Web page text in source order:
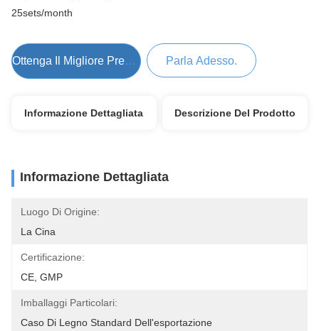
25sets/month
Ottenga Il Migliore Prezzo Parla Adesso.
Informazione Dettagliata Descrizione Del Prodotto
Informazione Dettagliata
Luogo Di Origine:
La Cina
Certificazione:
CE, GMP
Imballaggi Particolari:
Caso Di Legno Standard Dell'esportazione